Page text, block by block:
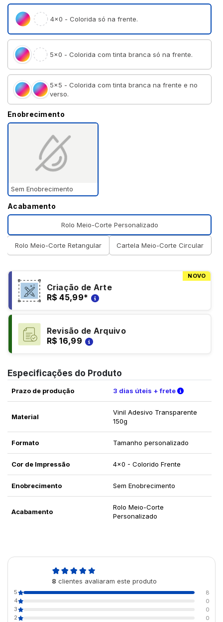
4×0 - Colorida só na frente.
5×0 - Colorida com tinta branca só na frente.
5×5 - Colorida com tinta branca na frente e no
verso.
Enobrecimento
Sem Enobrecimento
Acabamento
Rolo Meio-Corte Personalizado
Rolo Meio-Corte Retangular Cartela Meio-Corte Circular
NOVO
Criação de Arte
R$ 45,99*
Revisão de Arquivo
R$ 16,99
Especificações do Produto
Prazo de produção 3 dias úteis + frete Verifique
Material
Vinil Adesivo Transparente
150g
Formato Tamanho personalizado
Cor de Impressão 4x0 - Colorido Frente
Enobrecimento Sem Enobrecimento
Acabamento
Rolo Meio-Corte
Personalizado
8 clientes avaliaram este produto
5
8
4
0
3
0
2
0